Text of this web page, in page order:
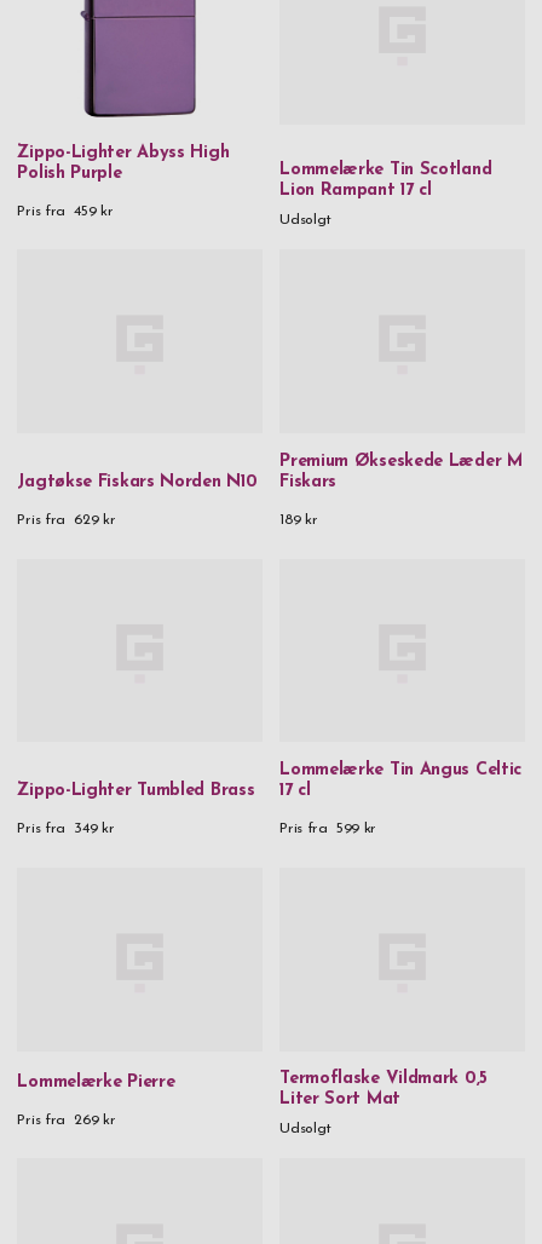
Zippo-Lighter Abyss High
Polish Purple
Pris fra 459 kr
Lommelærke Tin Scotland
Lion Rampant 17 cl
Udsolgt
Jagtøkse Fiskars Norden N10
Pris fra 629 kr
Premium Økseskede Læder M
Fiskars
189 kr
Zippo-Lighter Tumbled Brass
Pris fra 349 kr
Lommelærke Tin Angus Celtic
17 cl
Pris fra 599 kr
Lommelærke Pierre
Pris fra 269 kr
Termoflaske Vildmark 0,5
Liter Sort Mat
Udsolgt